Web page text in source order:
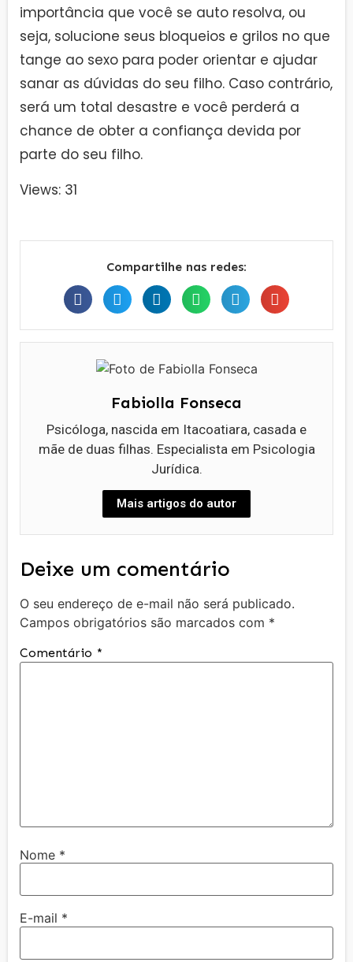
importância que você se auto resolva, ou
seja, solucione seus bloqueios e grilos no que
tange ao sexo para poder orientar e ajudar
sanar as dúvidas do seu filho. Caso contrário,
será um total desastre e você perderá a
chance de obter a confiança devida por
parte do seu filho.
Views: 31
Compartilhe nas redes:
Fabiolla Fonseca
Psicóloga, nascida em Itacoatiara, casada e
mãe de duas filhas. Especialista em Psicologia
Jurídica.
Mais artigos do autor
Deixe um comentário
O seu endereço de e-mail não será publicado.
Campos obrigatórios são marcados com *
Comentário *
Nome *
E-mail *